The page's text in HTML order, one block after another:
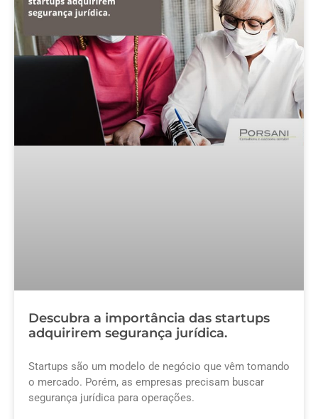
Descubra a importância das startups
adquirirem segurança jurídica.
Startups são um modelo de negócio que vêm tomando
o mercado. Porém, as empresas precisam buscar
segurança jurídica para operações.